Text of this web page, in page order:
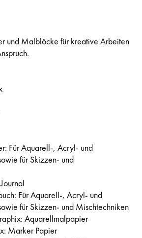
und Malblöcke für kreative Arbeiten
Für Aquarell-, Acryl- und
für Skizzen- und
Für Aquarell-, Acryl- und
für Skizzen- und Mischtechniken
Aquarellmalpapier
Marker Papier